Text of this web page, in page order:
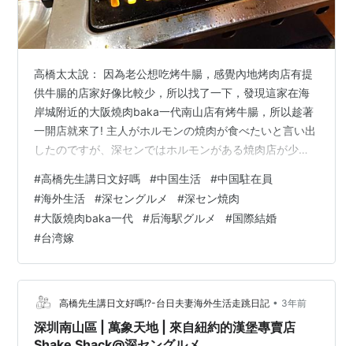
高橋太太說： 因為老公想吃烤牛腸，感覺內地烤肉店有提
供牛腸的店家好像比較少，所以找了一下，發現這家在海
岸城附近的大阪燒肉baka一代南山店有烤牛腸，所以趁著
一開店就來了! 主人がホルモンの焼肉が食べたいと言い出
したのですが、深センではホルモンがある焼肉店が少な
baka一代南山店でホルモンの焼肉をやっていたので、オ
ープンと同時に来店しました！ 這家店也是吃完以後我們
有持續回訪的店家~ CP值算蠻不錯的! 而且在深圳也有幾
家分店~ 食べ終えてから、何度も足を運んでいるお店の
一つです。 コスパは悪くないですね！ さらに、深センに
も何店舗かあるようです…
#高橋先生講日文好嗎 #中国生活 #中国駐在員
#海外生活 #深セングルメ #深セン焼肉
#大阪燒肉baka一代 #后海駅グルメ #国際結婚
#台湾嫁
高橋先生講日文好嗎!?-台日夫妻海外生活走跳日記 • 3年前
深圳南山區 | 萬象天地 | 來自紐約的漢堡專賣店